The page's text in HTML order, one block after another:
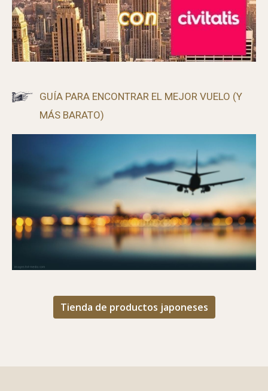
GUÍA PARA ENCONTRAR EL MEJOR VUELO (Y
MÁS BARATO)
Tienda de productos japoneses